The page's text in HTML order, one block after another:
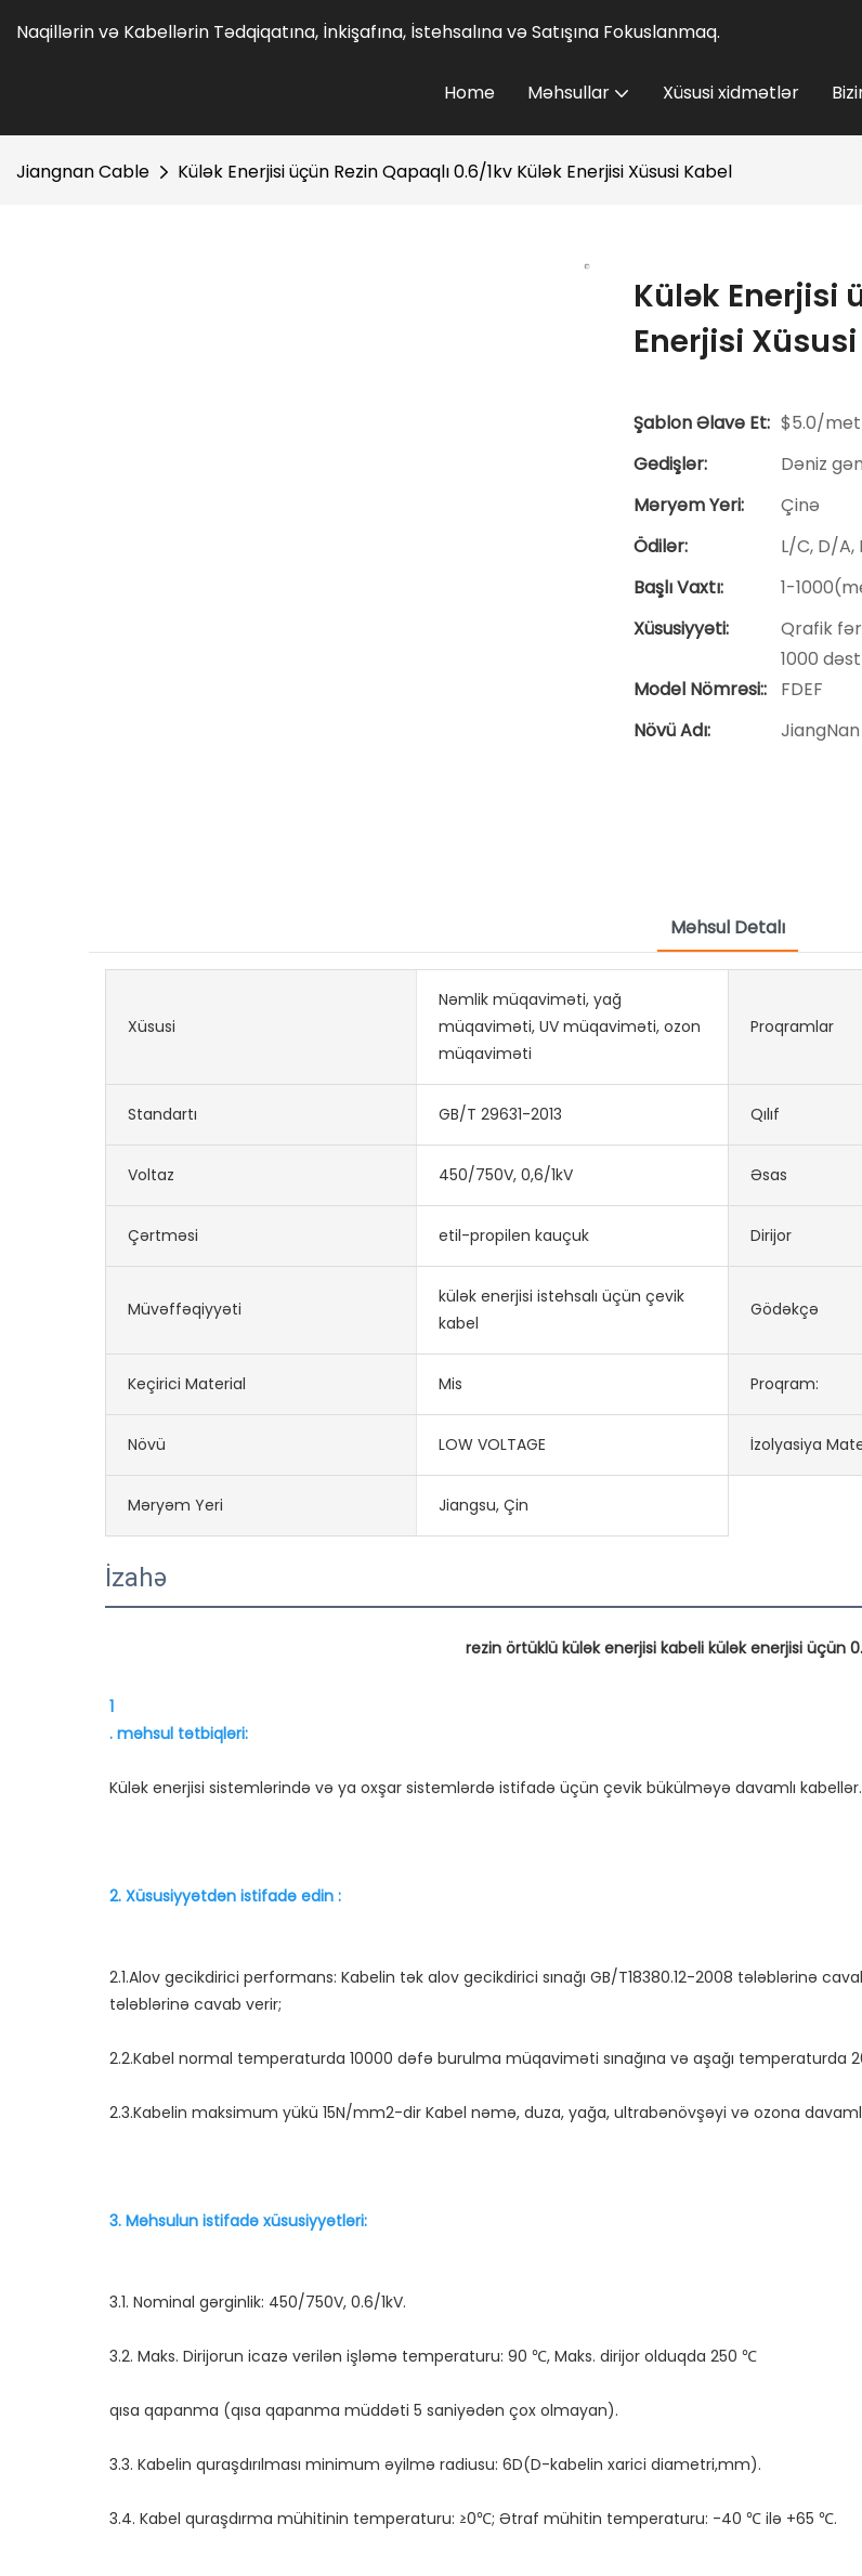
Naqillərin və Kabellərin Tədqiqatına, İnkişafına, İstehsalına və Satışına Fokuslanmaq.
Home Məhsullar Xüsusi xidmətlər
Jiangnan Cable Külək Enerjisi üçün Rezin Qapaqlı 0.6/1kv Külək Enerjisi Xüsusi Kabel
Külək Enerjisi
Enerjisi
Şablon Əlavə Et: $5.0/
Gedişlər:
Dəniz
Məryəm Yeri:
Çinə
Ödilər:
L/C, D/
Başlı Vaxtı:
1-
Xüsusiyyəti:
Qrafik
1000
Model Nömrəsi::
FDEF
Növü Adı:
JiangNan
Məhsul Detalı
Xüsusi
Nəmlik müqaviməti, yağ
müqaviməti, UV müqaviməti, ozon
müqaviməti
Proqramlar
Standartı GB/T 29631-2013 Qılıf
Voltaz 450/750V, 0,6/1kV Əsas
Çərtməsi etil-propilen kauçuk Dirijor
Müvəffəqiyyəti
külək enerjisi istehsalı üçün çevik
kabel
Gödəkçə
Keçirici Material Mis Proqram:
Növü LOW VOLTAGE İzolyasiya
Məryəm Yeri Jiangsu, Çin
İzahə
1
2.1.Alov gecikdirici performans: Kabelin tək alov gecikdirici sınağı GB/T18380.12-2008 tələblərinə